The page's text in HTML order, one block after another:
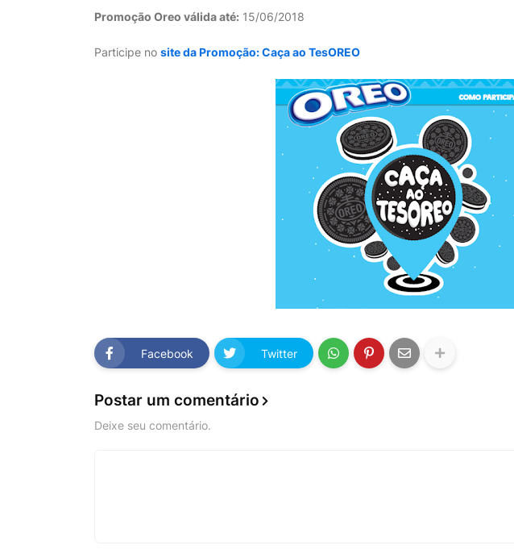
Promoção Oreo válida até: 15/06/2018
Participe no site da Promoção: Caça ao TesOREO
Facebook Twitter
Postar um comentário
Deixe seu comentário.